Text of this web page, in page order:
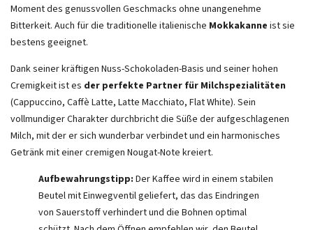
Moment des genussvollen Geschmacks ohne unangenehme
Bitterkeit. Auch für die traditionelle italienische Mokkakanne ist sie
bestens geeignet.
Dank seiner kräftigen Nuss-Schokoladen-Basis und seiner hohen
Cremigkeit ist es der perfekte Partner für Milchspezialitäten
(Cappuccino, Caffè Latte, Latte Macchiato, Flat White). Sein
vollmundiger Charakter durchbricht die Süße der aufgeschlagenen
Milch, mit der er sich wunderbar verbindet und ein harmonisches
Getränk mit einer cremigen Nougat-Note kreiert.
Aufbewahrungstipp: Der Kaffee wird in einem stabilen
Beutel mit Einwegventil geliefert, das das Eindringen
von Sauerstoff verhindert und die Bohnen optimal